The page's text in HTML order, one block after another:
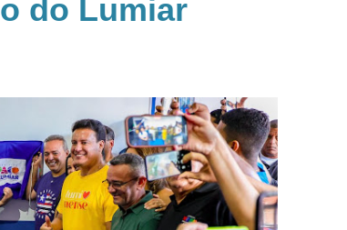
do Lumiar